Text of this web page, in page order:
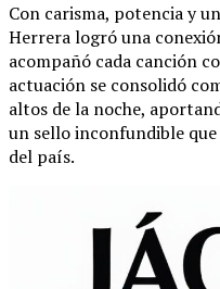
Con carisma, potencia y
Herrera logró una
acompañó cada canción
actuación se consolidó
altos de la noche,
un sello inconfundible
del país.